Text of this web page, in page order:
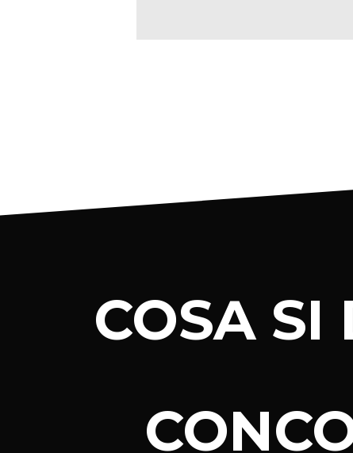
COSA SI
nuova energia e
minatori di carbone nel
vincitore